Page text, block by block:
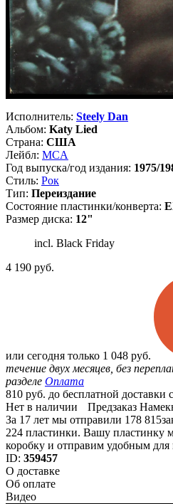
Исполнитель: Steely Dan
Альбом: Katy Lied
Страна: США
Лейбл: MCA
Год выпуска/год издания: 1975/
Стиль: Рок
Тип: Переиздание
Состояние пластинки/конверта:
Размер диска: 12"
incl. Black Friday
4 190 руб.
или сегодня только 1 048 руб.
течение двух месяцев, без
разделе Оплата
810 руб. до бесплатной доставки
Нет в наличии
Предзаказ
За 17 лет мы отправили 178
224 пластинки. Вашу пластинку
коробку и отправим удобным для
ID: 359457
О доставке
Об оплате
Видео